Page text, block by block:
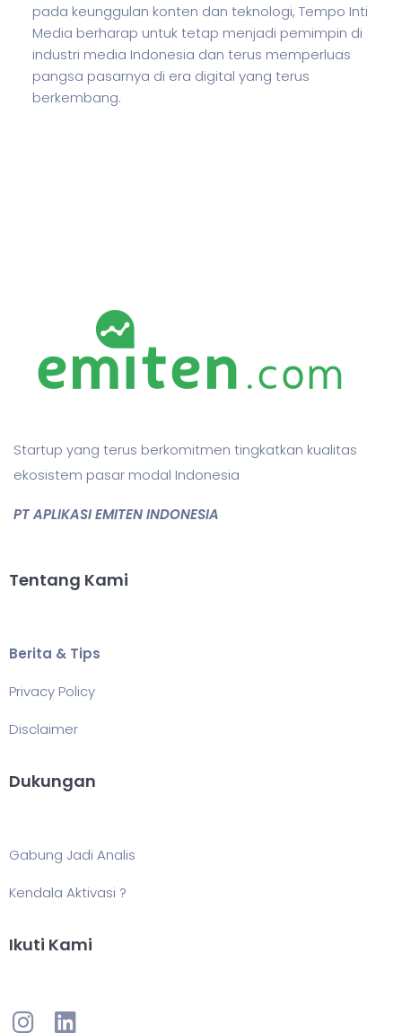
pada keunggulan konten dan teknologi, Tempo Inti
Media berharap untuk tetap menjadi pemimpin di
industri media Indonesia dan terus memperluas
pangsa pasarnya di era digital yang terus
berkembang.
Startup yang terus berkomitmen tingkatkan kualitas
ekosistem pasar modal Indonesia
PT APLIKASI EMITEN INDONESIA
Tentang Kami
Berita & Tips
Privacy Policy
Disclaimer
Dukungan
Gabung Jadi Analis
Kendala Aktivasi ?
Ikuti Kami